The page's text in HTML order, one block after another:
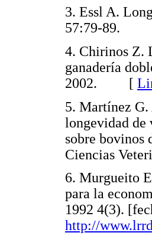
3. Essl A.
57:79-89.
4. Chirinos Z.
ganadería
2002. [
5. Martínez G.
longevidad de
sobre bovinos
Ciencias
6. Murgueito
para la
1992 4(3).
http://